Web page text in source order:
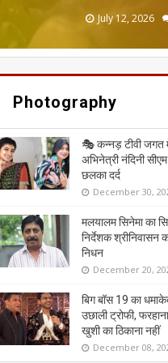
July 19, 2026
July 12, 2026
July 03, 2026
June 20, 2026
May 13, 2026
Photography
🎭 कन्नड़ टीवी जगत
अभिनेत्री नंदिनी
छलका दर्द
December 30,
मलयालम सिनेमा का
निर्देशक श्रीनिवासन
निधन
December 20,
बिग बॉस 19 का
उछाली ट्रोफी,
खुशी का ठिकाना नहीं
December 08,